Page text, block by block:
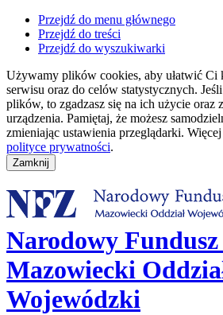
Przejdź do menu głównego
Przejdź do treści
Przejdź do wyszukiwarki
Używamy plików cookies, aby ułatwić Ci
serwisu oraz do celów statystycznych.
plików, to zgadzasz się na ich użycie oraz
urządzenia. Pamiętaj, że możesz
zmieniając ustawienia przeglądarki.
polityce prywatności.
Narodowy
Mazowiecki
Wojewódzki